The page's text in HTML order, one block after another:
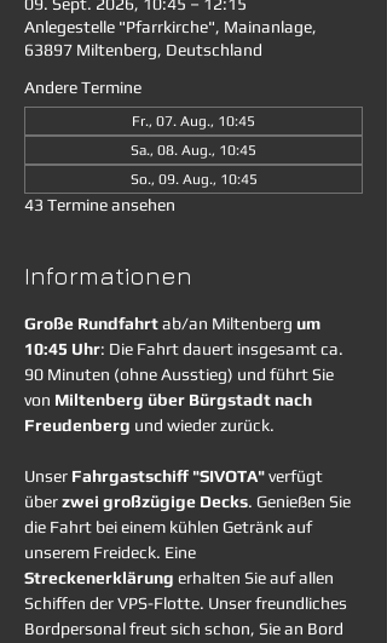
Anlegestelle "Pfarrkirche", Mainanlage,
63897 Miltenberg, Deutschland
Andere Termine
Fr., 07. Aug., 10:45
Sa., 08. Aug., 10:45
So., 09. Aug., 10:45
43 Termine ansehen
Informationen
Große Rundfahrt ab/an Miltenberg um
10:45 Uhr: Die Fahrt dauert insgesamt ca.
90 Minuten (ohne Ausstieg) und führt Sie
von Miltenberg über Bürgstadt nach
Freudenberg und wieder zurück.
Unser Fahrgastschiff "SIVOTA" verfügt
über zwei großzügige Decks. Genießen Sie
die Fahrt bei einem kühlen Getränk auf
unserem Freideck. Eine
Streckenerklärung erhalten Sie auf allen
Schiffen der VPS-Flotte. Unser freundliches
Bordpersonal freut sich schon, Sie an Bord